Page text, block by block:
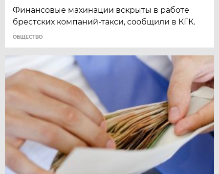
Финансовые махинации вскрыты в работе
брестских компаний-такси, сообщили в КГК.
ОБЩЕСТВО